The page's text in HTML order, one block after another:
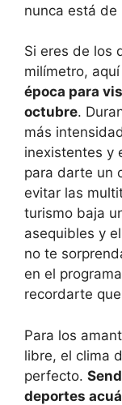
nunca está de
Si eres de los
milímetro,
época para
octubre.
más
inexistentes y
para darte un
evitar las
turismo baja
asequibles y
no te
en el
recordarte
Para los
libre, el clima
perfecto.
deportes